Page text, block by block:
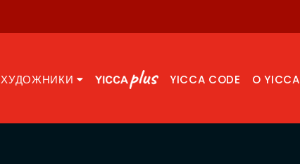
ХУДОЖНИКИ YICCA CODE O YICCA